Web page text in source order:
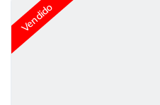
Vendido